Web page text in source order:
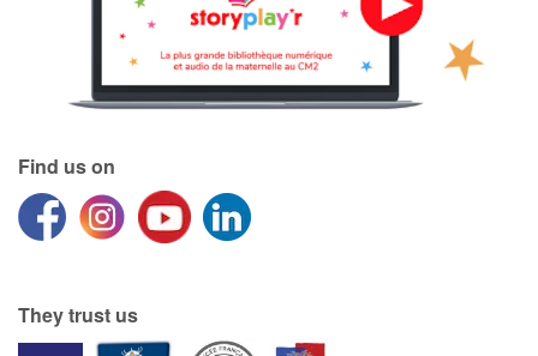
Find us on
They trust us